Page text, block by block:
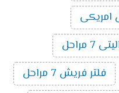
امريكى
فلتر فريش 7 مراحل